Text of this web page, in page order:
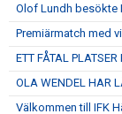
Olof Lundh besökte
Premiärmatch med
ETT FÅTAL PLATSER
OLA WENDEL HAR
Välkommen till IFK